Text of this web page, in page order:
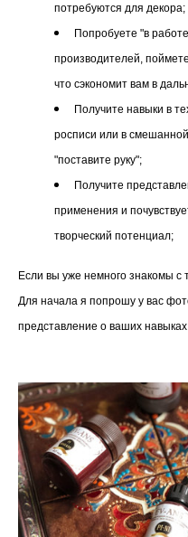
потребуются для декора;
Попробуете "в
производителей,
что сэкономит вам в
Получите навыки в
росписи или в смешанной
"поставите руку";
Получите
применения и
творческий потенциал;
Если вы уже немного знакомы с
Для начала я попрошу у вас
представление о ваших